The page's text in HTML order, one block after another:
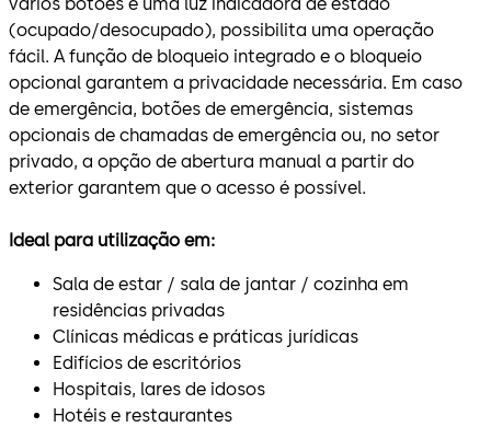
(ocupado/desocupado), possibilita uma operação
fácil. A função de bloqueio integrado e o bloqueio
opcional garantem a privacidade necessária. Em caso
de emergência, botões de emergência, sistemas
opcionais de chamadas de emergência ou, no setor
privado, a opção de abertura manual a partir do
exterior garantem que o acesso é possível.
Ideal para utilização em:
Sala de estar / sala de jantar / cozinha em
residências privadas
Clínicas médicas e práticas jurídicas
Edifícios de escritórios
Hospitais, lares de idosos
Hotéis e restaurantes